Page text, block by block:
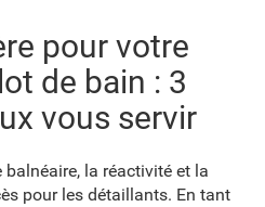
pour votre
de bain : 3
vous servir
la réactivité et la
pour les détaillants. En tant